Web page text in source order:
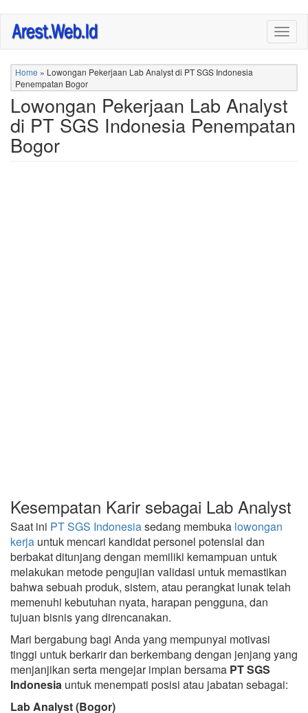
Skip
main
content
Home » Lowongan Pekerjaan Lab Analyst di PT SGS Indonesia
Penempatan Bogor
Lowongan Pekerjaan Lab Analyst
di PT SGS Indonesia Penempatan
Bogor
Kesempatan Karir sebagai Lab Analyst
Saat ini PT SGS Indonesiasedang membuka lowongan
kerja untuk mencari kandidat personel potensial dan
berbakat ditunjang dengan memiliki kemampuan untuk
melakukan metode pengujian validasi untuk memastikan
bahwa sebuah produk, sistem, atau perangkat lunak telah
memenuhi kebutuhan nyata, harapan pengguna, dan
tujuan bisnis yang direncanakan.
Mari bergabung bagi Anda yang mempunyai motivasi
tinggi untuk berkarir dan berkembang dengan jenjang yang
menjanjikan serta mengejar impian bersama PT SGS
Indonesia untuk menempati posisi atau jabatan sebagai:
Lab Analyst (Bogor)